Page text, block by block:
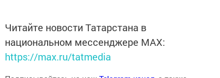
Читайте новости Татарстана в
национальном мессенджере MАХ:
https://max.ru/tatmedia